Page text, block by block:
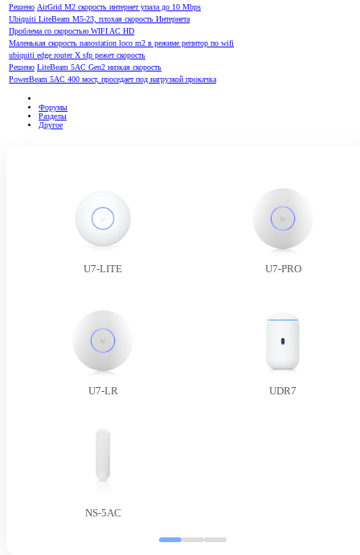
Решено AirGrid M2 скорость интернет упала до 10 Mbps
Ubiquiti LiteBeam M5-23, плохая скорость Интернета
Проблема со скоростью WIFI AC HD
Маленькая скорость nanostation loco m2 в режиме репитор по wifi
ubiquiti edge router X sfp режет скорость
Решено LiteBeam 5AC Gen2 низкая скорость
PowerBeam 5AC 400 мост, проседает под нагрузкой прокачка
Форумы
Разделы
Другое
U7-LITE U7-PRO
U7-LR UDR7
NS-5AC